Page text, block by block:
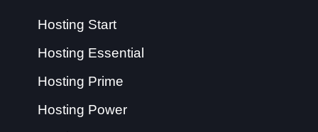
Hosting Start
Hosting Essential
Hosting Prime
Hosting Power